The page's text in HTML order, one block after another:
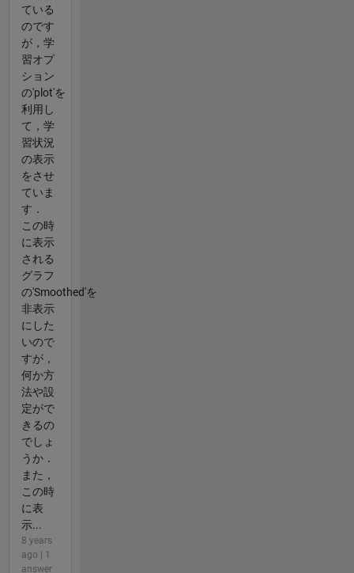
ている
のです
が，学
習オプ
ション
の'plot'を
利用し
て，学
習状況
の表示
をさせ
ていま
す．
この時
に表示
される
グラフ
の'Smoothed'を
非表示
にした
いので
すが，
何か方
法や設
定がで
きるの
でしょ
うか．
また，
この時
に表
示...
8 years
ago | 1
answer